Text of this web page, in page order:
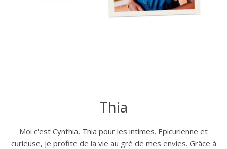
Thia
Moi c'est Cynthia, Thia pour les intimes. Epicurienne et
curieuse, je profite de la vie au gré de mes envies. Grâce à